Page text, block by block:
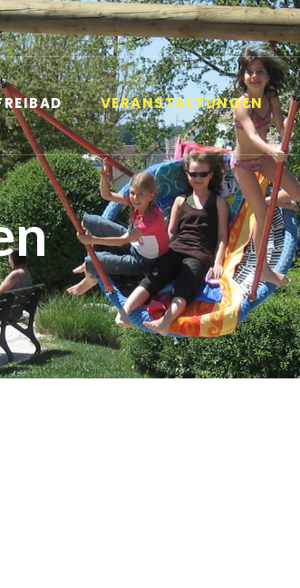
VERANSTALTUNGEN